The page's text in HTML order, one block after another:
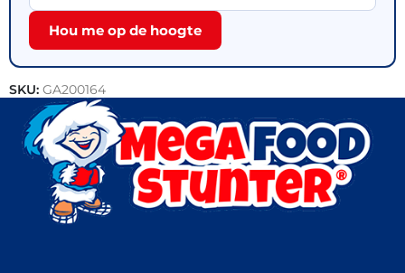
Hou me op de hoogte
SKU: GA200164
Categorie:Vis